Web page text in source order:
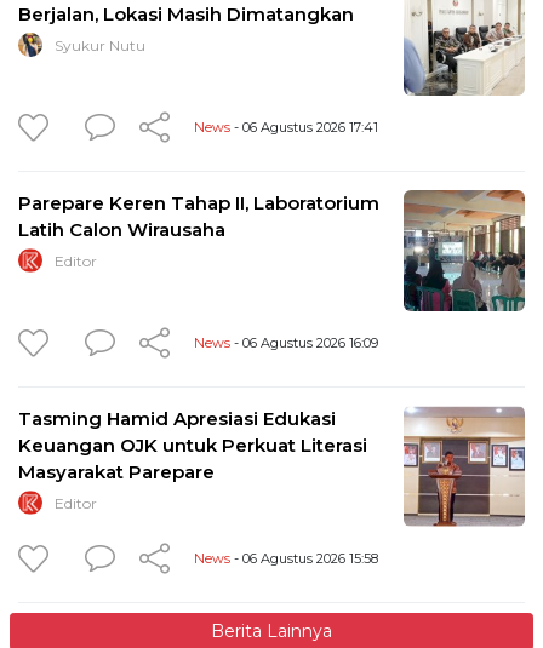
Berjalan, Lokasi Masih Dimatangkan
Syukur Nutu
News - 06 Agustus 2026 17:41
Parepare Keren Tahap II, Laboratorium
Latih Calon Wirausaha
Editor
News - 06 Agustus 2026 16:09
Tasming Hamid Apresiasi Edukasi
Keuangan OJK untuk Perkuat Literasi
Masyarakat Parepare
Editor
News - 06 Agustus 2026 15:58
Berita Lainnya